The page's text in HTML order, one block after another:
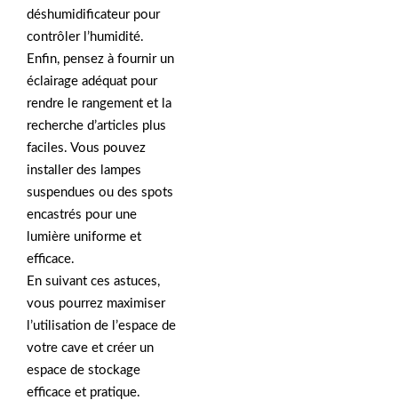
déshumidificateur pour
contrôler l’humidité.
Enfin, pensez à fournir un
éclairage adéquat pour
rendre le rangement et la
recherche d’articles plus
faciles. Vous pouvez
installer des lampes
suspendues ou des spots
encastrés pour une
lumière uniforme et
efficace.
En suivant ces astuces,
vous pourrez maximiser
l’utilisation de l’espace de
votre cave et créer un
espace de stockage
efficace et pratique.